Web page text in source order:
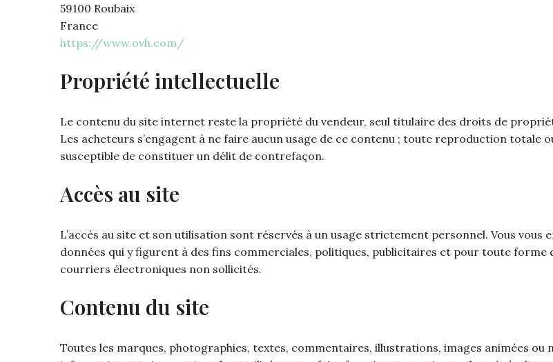
59100 Roubaix
France
https://www.ovh.com/
Propriété intellectuelle
Le contenu du site internet reste la propriété du vendeur, seul titulaire des droits de
Les acheteurs s’engagent à ne faire aucun usage de ce contenu ; toute reproduction
susceptible de constituer un délit de contrefaçon.
Accès au site
L’accès au site et son utilisation sont réservés à un usage strictement personnel. Vous
données qui y figurent à des fins commerciales, politiques, publicitaires et pour toute
courriers électroniques non sollicités.
Contenu du site
Toutes les marques, photographies, textes, commentaires, illustrations, images animées ou